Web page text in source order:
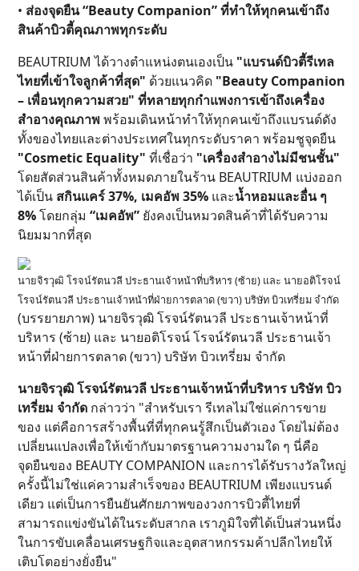
• ส่องจุดยืน “Beauty Companion” ที่ทำให้ทุกคนเข้าถึง
สินค้าบิวตี้คุณภาพทุกระดับ
BEAUTRIUM ได้วางตำแหน่งตนเองเป็น "แบรนด์บิวตี้รีเทล
ไทยที่เข้าใจลูกค้าที่สุด" ด้วยแนวคิด "Beauty Companion
– เพื่อนทุกความสวย" ที่ทลายทุกกำแพงการเข้าถึงเครื่อง
สำอางคุณภาพ พร้อมเดินหน้าทำให้ทุกคนเข้าถึงแบรนด์ดัง
ทั้งของไทยและต่างประเทศในทุกระดับราคา พร้อมชูจุดยืน
"Cosmetic Equality" ที่เชื่อว่า "เครื่องสำอางไม่มีชนชั้น"
โดยสัดส่วนสินค้าทั้งหมดภายในร้าน BEAUTRIUM แบ่งออก
ได้เป็น สกินแคร์ 37%, เมคอัพ 35% และน้ำหอมและอื่น ๆ
8%โดยกลุ่ม “เมคอัพ” ยังคงเป็นหมวดสินค้าที่ได้รับความ
นิยมมากที่สุด
นายจิรวุฒิ โรจน์รัตนวลี ประธานเจ้าหน้าที่บริหาร (ซ้าย) และ นายอติโรจน์
โรจน์รัตนวลี ประธานเจ้าหน้าที่ฝ่ายการตลาด (ขวา) บริษัท บิวเทรี่ยม จำกัด
(บรรยายภาพ) นายจิรวุฒิ โรจน์รัตนวลี ประธานเจ้าหน้าที่
บริหาร (ซ้าย) และ นายอติโรจน์ โรจน์รัตนวลี ประธานเจ้า
หน้าที่ฝ่ายการตลาด (ขวา) บริษัท บิวเทรี่ยม จำกัด
นายจิรวุฒิ โรจน์รัตนวลี ประธานเจ้าหน้าที่บริหาร บริษัท บิว
เทรี่ยม จำกัด กล่าวว่า "สำหรับเรา รีเทลไม่ใช่แค่การขาย
ของ แต่คือการสร้างพื้นที่ที่ทุกคนรู้สึกเป็นตัวเอง โดยไม่ต้อง
เปลี่ยนแปลงเพื่อให้เข้ากับมาตรฐานความงามใด ๆ นี่คือ
จุดยืนของ BEAUTY COMPANION และการได้รับรางวัลใหญ่
ครั้งนี้ไม่ใช่แค่ความสำเร็จของ BEAUTRIUM เพียงแบรนด์
เดียว แต่เป็นการยืนยันศักยภาพของวงการบิวตี้ไทยที่
สามารถแข่งขันได้ในระดับสากล เราภูมิใจที่ได้เป็นส่วนหนึ่ง
ในการขับเคลื่อนเศรษฐกิจและอุตสาหกรรมค้าปลีกไทยให้
เติบโตอย่างยั่งยืน"